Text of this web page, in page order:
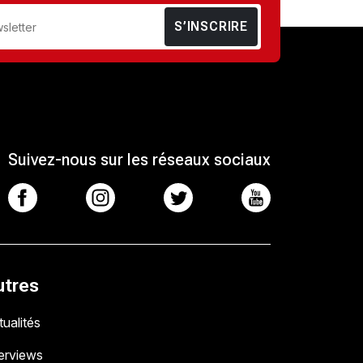
S’INSCRIRE
Suivez-nous sur les réseaux sociaux